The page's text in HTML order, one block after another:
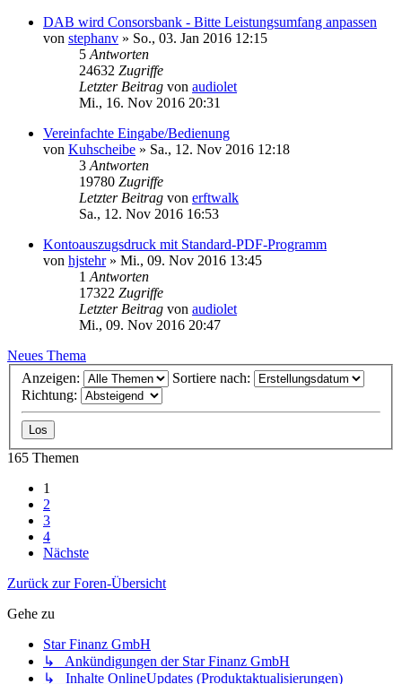
DAB wird Consorsbank - Bitte Leistungsumfang anpassen
von stephanv » So., 03. Jan 2016 12:15
5 Antworten
24632 Zugriffe
Letzter Beitrag von audiolet
Mi., 16. Nov 2016 20:31
Vereinfachte Eingabe/Bedienung
von Kuhscheibe » Sa., 12. Nov 2016 12:18
3 Antworten
19780 Zugriffe
Letzter Beitrag von erftwalk
Sa., 12. Nov 2016 16:53
Kontoauszugsdruck mit Standard-PDF-Programm
von hjstehr» Mi., 09. Nov 2016 13:45
1 Antworten
17322 Zugriffe
Letzter Beitrag von audiolet
Mi., 09. Nov 2016 20:47
Neues Thema
Anzeigen:
Sortiere nach:
Richtung:
165 Themen
1
2
3
4
Nächste
Zurück zur Foren-Übersicht
Gehe zu
Star Finanz GmbH
↳ Ankündigungen der Star Finanz GmbH
↳ Inhalte OnlineUpdates (Produktaktualisierungen)